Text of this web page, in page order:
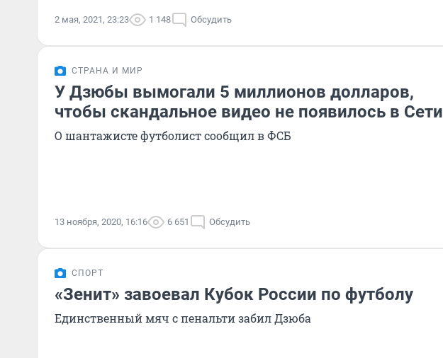
2 мая, 2021, 23:23 1 148 Обсудить
СТРАНА И МИР
У Дзюбы вымогали 5 миллионов долларов,
чтобы скандальное видео не появилось в Сети
О шантажисте футболист сообщил в ФСБ
13 ноября, 2020, 16:16 6 651 Обсудить
СПОРТ
«Зенит» завоевал Кубок России по футболу
Единственный мяч с пенальти забил Дзюба